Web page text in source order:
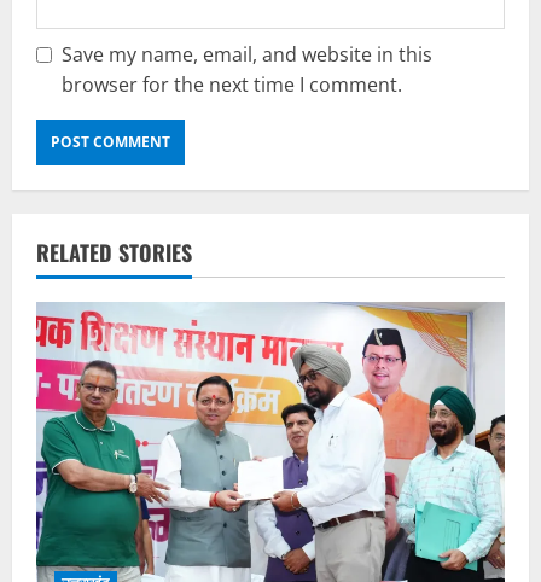
Save my name, email, and website in this
browser for the next time I comment.
RELATED STORIES